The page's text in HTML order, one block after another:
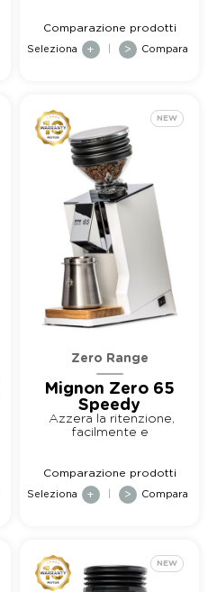
Comparazione prodotti
Seleziona + > Compara
NEW
Zero Range
Mignon Zero 65
Speedy
Azzera la ritenzione,
facilmente e
Comparazione prodotti
Seleziona + > Compara
NEW